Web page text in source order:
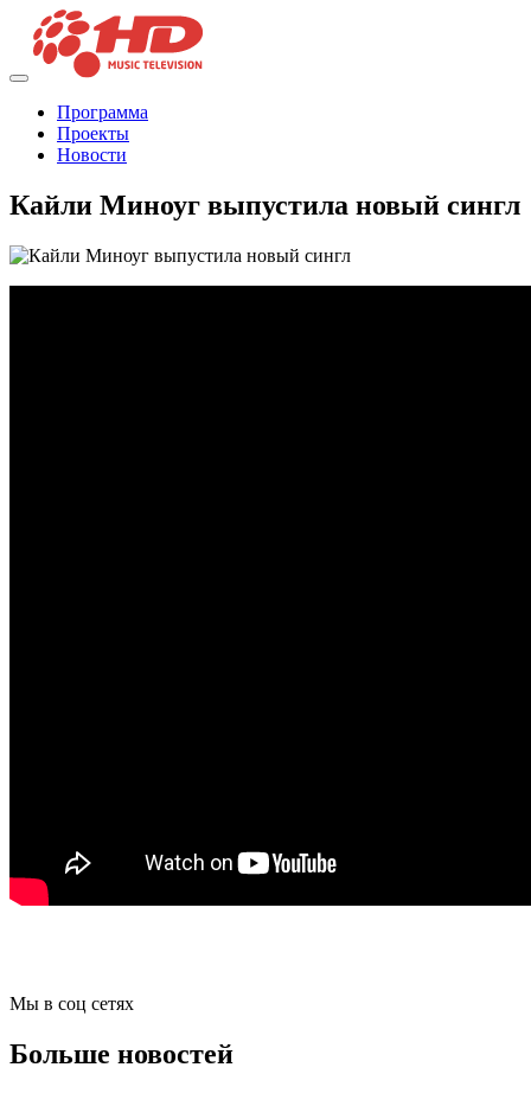
Программа
Проекты
Новости
Кайли Миноуг выпустила новый сингл
Мы в соц сетях
Больше новостей